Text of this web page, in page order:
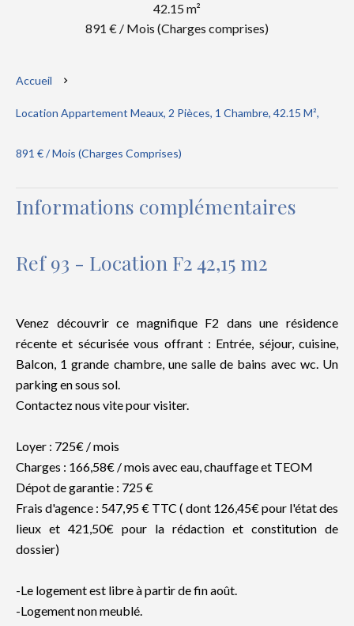
42.15 m²
891 € / Mois (Charges comprises)
Accueil
Location Appartement Meaux, 2 Pièces, 1 Chambre, 42.15 M²,
891 € / Mois (Charges Comprises)
Informations complémentaires
Ref 93 - Location F2 42,15 m2
Venez découvrir ce magnifique F2 dans une résidence
récente et sécurisée vous offrant : Entrée, séjour, cuisine,
Balcon, 1 grande chambre, une salle de bains avec wc. Un
parking en sous sol.
Contactez nous vite pour visiter.
Loyer : 725€ / mois
Charges : 166,58€ / mois avec eau, chauffage et TEOM
Dépot de garantie : 725 €
Frais d'agence : 547,95 € TTC ( dont 126,45€ pour l'état des
lieux et 421,50€ pour la rédaction et constitution de
dossier)
-Le logement est libre à partir de fin août.
-Logement non meublé.